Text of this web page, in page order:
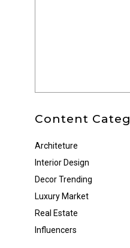
Content
Architeture
Interior Design
Decor Trending
Luxury Market
Real Estate
Influencers